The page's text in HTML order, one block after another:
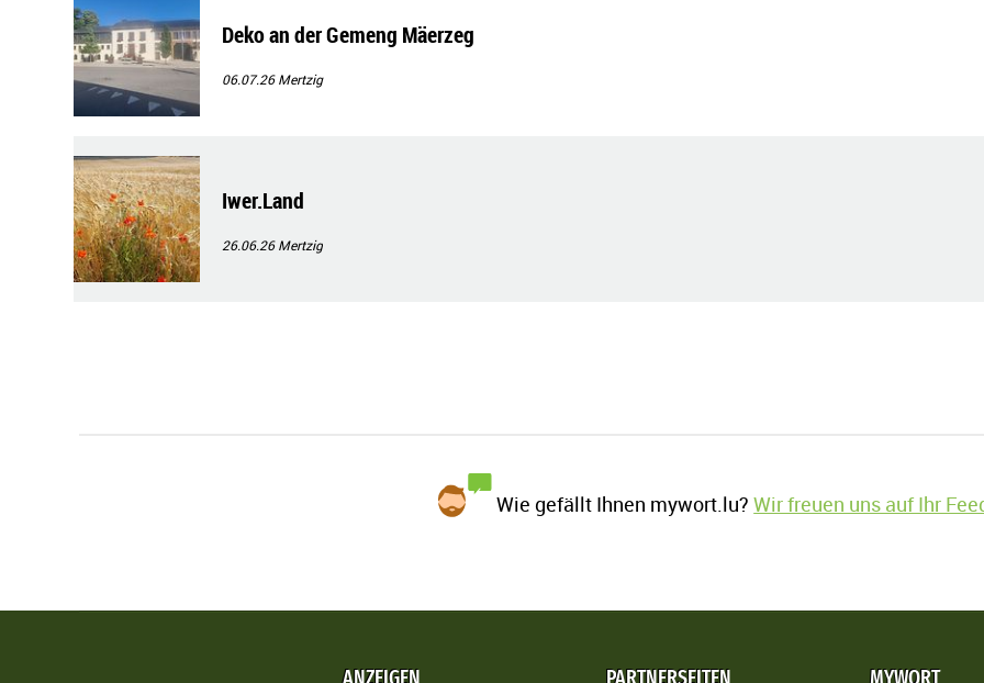
Deko an der Gemeng Mäerzeg
06.07.26Mertzig
Iwer.Land
26.06.26Mertzig
Wie gefällt Ihnen mywort.lu?Wir freuen uns auf Ihr